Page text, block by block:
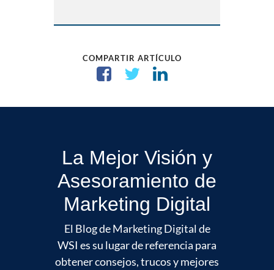
COMPARTIR ARTÍCULO
La Mejor Visión y
Asesoramiento de
Marketing Digital
El Blog de Marketing Digital de
WSI es su lugar de referencia para
obtener consejos, trucos y mejores